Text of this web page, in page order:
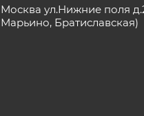
Москва ул.Нижние поля
Марьино, Братиславская)